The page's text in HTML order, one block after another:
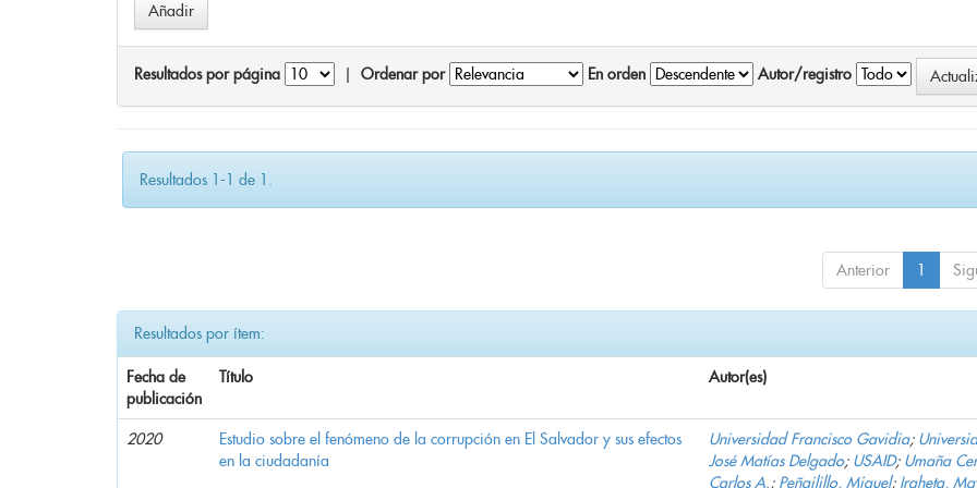
Resultados por página Ordenar por En orden Autor/registro
Resultados 1-1 de 1.
Anterior 1
Resultados por ítem:
Fecha de
publicación
Título Autor(es)
2020
Estudio sobre el fenómeno de la corrupción en El Salvador y sus efectos
en la ciudadanía
Universidad Francisco Gavidia;
José Matías Delgado; USAID; Umaña
Carlos A.; Peñailillo, Miguel; Iraheta,